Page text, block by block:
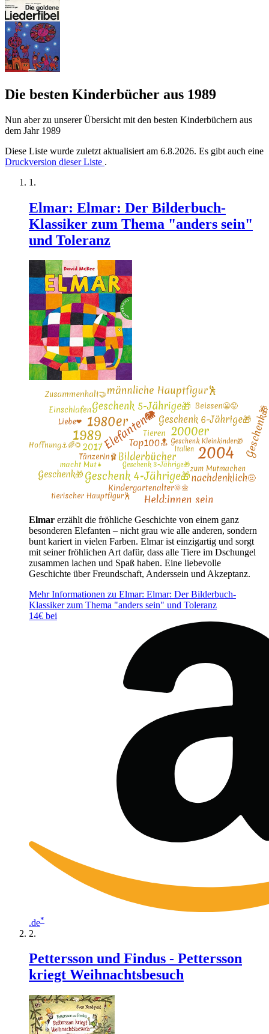
Die besten Kinderbücher aus 1989
Nun aber zu unserer Übersicht mit den besten Kinderbüchern aus
dem Jahr 1989
Diese Liste wurde zuletzt aktualisiert am 6.8.2026. Es gibt auch eine
Druckversion dieser Liste .
Elmar: Elmar: Der Bilderbuch-
Klassiker zum Thema "anders sein"
und Toleranz
Elmar erzählt die fröhliche Geschichte von einem ganz
besonderen Elefanten – nicht grau wie alle anderen, sondern
bunt kariert in vielen Farben. Elmar ist einzigartig und sorgt
mit seiner fröhlichen Art dafür, dass alle Tiere im Dschungel
zusammen lachen und Spaß haben. Eine liebevolle
Geschichte über Freundschaft, Anderssein und Akzeptanz.
Mehr Informationen zu Elmar: Elmar: Der Bilderbuch-
Klassiker zum Thema "anders sein" und Toleranz
14€ bei
.de*
Pettersson und Findus - Pettersson
kriegt Weihnachtsbesuch